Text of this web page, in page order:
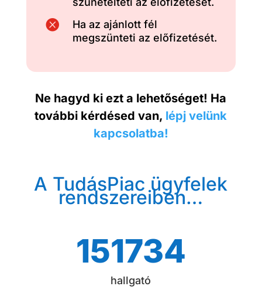

Ha az ajánlott fél
megszünteti az előfizetését.
Ne hagyd ki ezt a lehetőséget! Ha
további kérdésed van, lépj velünk
kapcsolatba!
A TudásPiac ügyfelek
rendszereiben…
151734
hallgató